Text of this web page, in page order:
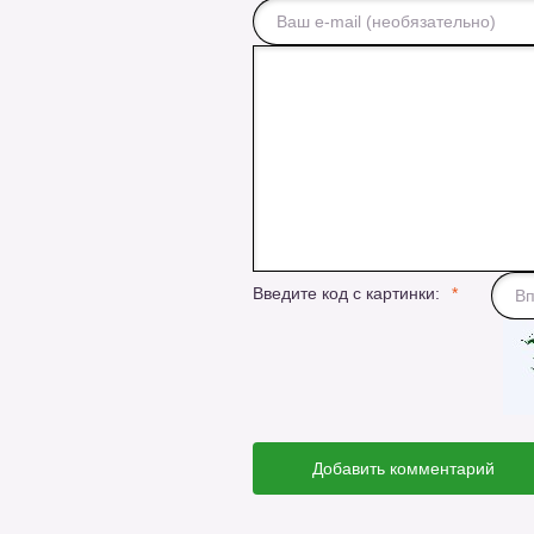
Введите код с картинки:
Добавить комментарий